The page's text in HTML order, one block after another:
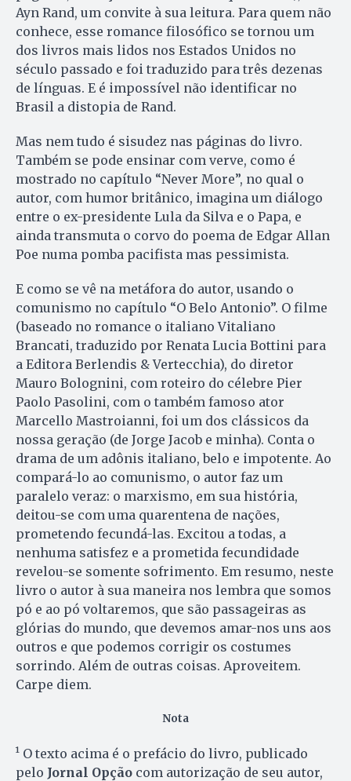
Ayn Rand, um convite à sua leitura. Para quem não
conhece, esse romance filosófico se tornou um
dos livros mais lidos nos Estados Unidos no
século passado e foi traduzido para três dezenas
de línguas. E é impossível não identificar no
Brasil a distopia de Rand.
Mas nem tudo é sisudez nas páginas do livro.
Também se pode ensinar com verve, como é
mostrado no capítulo “Never More”, no qual o
autor, com humor britânico, imagina um diálogo
entre o ex-presidente Lula da Silva e o Papa, e
ainda transmuta o corvo do poema de Edgar Allan
Poe numa pomba pacifista mas pessimista.
E como se vê na metáfora do autor, usando o
comunismo no capítulo “O Belo Antonio”. O filme
(baseado no romance o italiano Vitaliano
Brancati, traduzido por Renata Lucia Bottini para
a Editora Berlendis & Vertecchia), do diretor
Mauro Bolognini, com roteiro do célebre Pier
Paolo Pasolini, com o também famoso ator
Marcello Mastroianni, foi um dos clássicos da
nossa geração (de Jorge Jacob e minha). Conta o
drama de um adônis italiano, belo e impotente. Ao
compará-lo ao comunismo, o autor faz um
paralelo veraz: o marxismo, em sua história,
deitou-se com uma quarentena de nações,
prometendo fecundá-las. Excitou a todas, a
nenhuma satisfez e a prometida fecundidade
revelou-se somente sofrimento. Em resumo, neste
livro o autor à sua maneira nos lembra que somos
pó e ao pó voltaremos, que são passageiras as
glórias do mundo, que devemos amar-nos uns aos
outros e que podemos corrigir os costumes
sorrindo. Além de outras coisas. Aproveitem.
Carpe diem.
Nota
¹ O texto acima é o prefácio do livro, publicado
pelo Jornal Opção com autorização de seu autor,